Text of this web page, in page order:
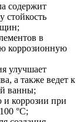
содержит
стойкость
в
коррозионную
улучшает
а также ведет к
ванны;
и коррозии при
°C;